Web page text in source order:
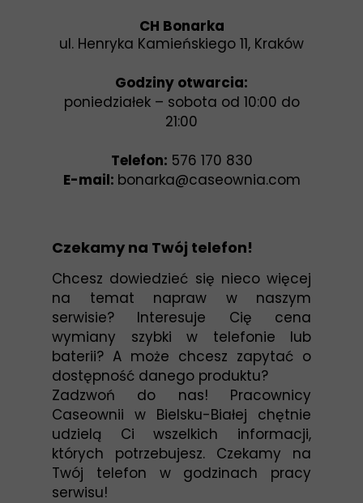
CH Bonarka
ul. Henryka Kamieńskiego 11, Kraków
Godziny otwarcia:
poniedziałek – sobota od 10:00 do
21:00
Telefon: 576 170 830
E-mail: bonarka@caseownia.com
Czekamy na Twój telefon!
Chcesz dowiedzieć się nieco więcej
na temat napraw w naszym
serwisie? Interesuje Cię cena
wymiany szybki w telefonie lub
baterii? A może chcesz zapytać o
dostępność danego produktu?
Zadzwoń do nas! Pracownicy
Caseownii w Bielsku-Białej chętnie
udzielą Ci wszelkich informacji,
których potrzebujesz. Czekamy na
Twój telefon w godzinach pracy
serwisu!